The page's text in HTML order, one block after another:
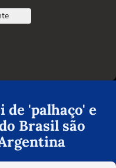
'palhaço' e
Brasil são